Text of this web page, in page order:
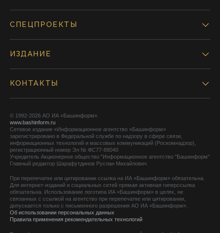
СПЕЦПРОЕКТЫ
ИЗДАНИЕ
КОНТАКТЫ
© 1992-2026 АО ИА «Башинформ».
www.bashinform.ru
Сетевое издание «Информационное агентство «Башинформ»
зарегистрировано в Федеральной службе по надзору в сфере связи,
информационных технологий и массовых коммуникаций (Роскомнадзор),
регистрационный номер Эл № ФС77-88040
Учредитель Акционерное общество "Информационное агентство "Башинформ"
Главный редактор Шарафутдинов Руслан Михайлович
При перепечатке или цитировании ссылка на ИА «Башинформ» обязательна.
Для интернет-изданий и социальных сетей прямая активная гиперссылка
обязательна. Использование логотипа ИА «Башинформ» в целях, не
связанных с ссылкой на агентство при перепечатке или цитировании,
допускается только с письменного разрешения АО ИА «Башинформ».
Об использовании персональных данных
Правила применения рекомендательных технологий